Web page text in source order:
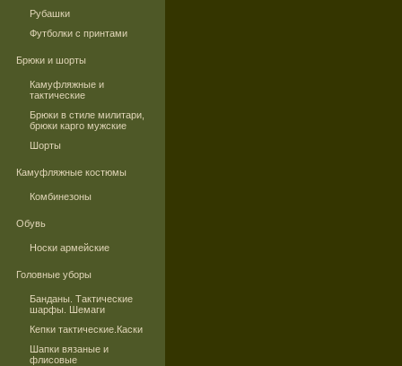
Рубашки
Футболки с принтами
Брюки и шорты
Камуфляжные и
тактические
Брюки в стиле милитари,
брюки карго мужские
Шорты
Камуфляжные костюмы
Комбинезоны
Обувь
Носки армейские
Головные уборы
Банданы. Тактические
шарфы. Шемаги
Кепки тактические.Каски
Шапки вязаные и
флисовые